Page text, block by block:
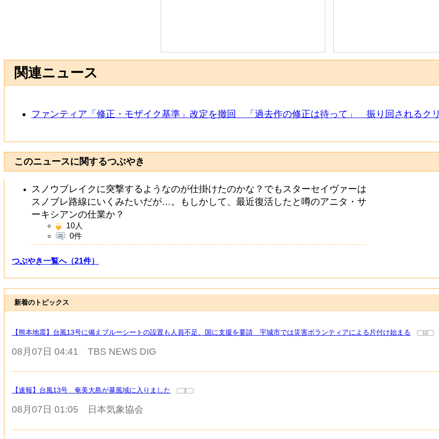
関連ニュース
ファンティア「修正・モザイク基準」改定を撤回 「過去作の修正は待って」 振り回されるク
このニュースに関するつぶやき
スノウブレイクに突撃するようなのが仕掛けたのかな？でもスターセイヴァーは
スノブレ路線にいくみたいだが…。もしかして、最近復活したと噂のアニタ・サ
ーキシアンの仕業か？
10人
0件
つぶやき一覧へ（21件）
新着のトピックス
【熊本地震】台風13号に備えブルーシートの設置も人員不足、国に支援を要請 宇城市では災害ボランティアによる片付け始まる 10
08月07日 04:41 TBS NEWS DIG
【速報】台風13号 奄美大島が暴風域に入りました 3
08月07日 01:05 日本気象協会